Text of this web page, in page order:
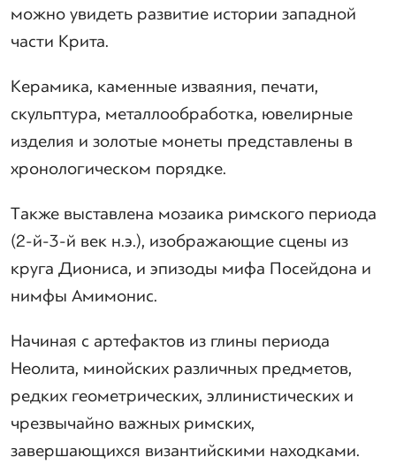
можно увидеть развитие истории западной
части Крита.
Керамика, каменные изваяния, печати,
скульптура, металлообработка, ювелирные
изделия и золотые монеты представлены в
хронологическом порядке.
Также выставлена мозаика римского периода
(2-й-3-й век н.э.), изображающие сцены из
круга Диониса, и эпизоды мифа Посейдона и
нимфы Амимонис.
Начиная с артефактов из глины периода
Неолита, минойских различных предметов,
редких геометрических, эллинистических и
чрезвычайно важных римских,
завершающихся византийскими находками.